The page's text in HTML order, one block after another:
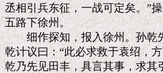
丞相引兵东征，一战可定矣。”
五路下徐州。
细作探知，报入徐州。孙乾先
乾计议曰：“此必求救于袁绍，
乾乃先见田丰，具言其事，求